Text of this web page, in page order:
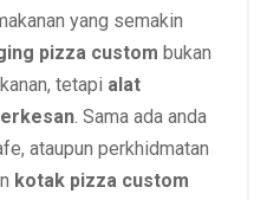
yang semakin
pizza custom bukan
tetapi alat
. Sama ada anda
ataupun perkhidmatan
kotak pizza custom